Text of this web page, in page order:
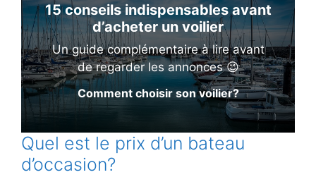
15 conseils indispensables avant
d’acheter un voilier
Un guide complémentaire à lire avant
de regarder les annonces 😉
Comment choisir son voilier?
Quel est le prix d’un bateau
d’occasion?